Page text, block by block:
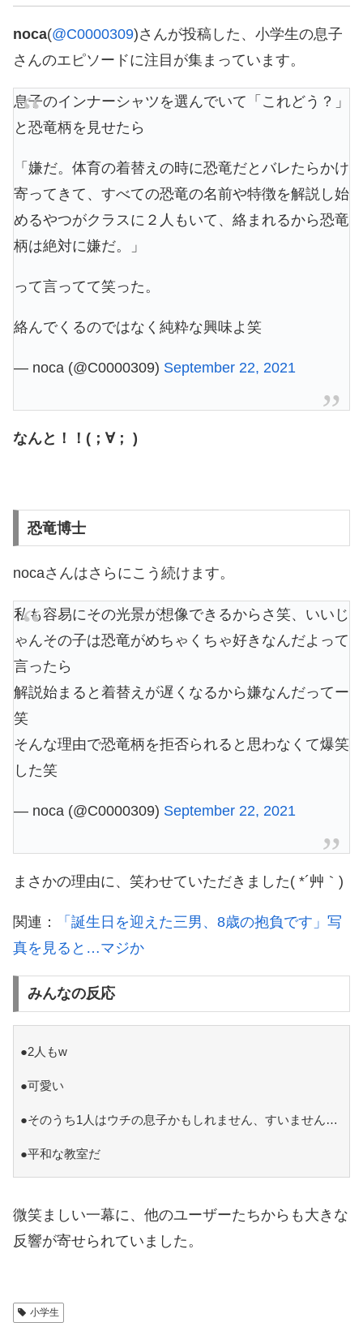
noca(@C0000309)さんが投稿した、小学生の息子
さんのエピソードに注目が集まっています。
息子のインナーシャツを選んでいて「これどう？」
と恐竜柄を見せたら
「嫌だ。体育の着替えの時に恐竜だとバレたらかけ
寄ってきて、すべての恐竜の名前や特徴を解説し始
めるやつがクラスに２人もいて、絡まれるから恐竜
柄は絶対に嫌だ。」
って言ってて笑った。
絡んでくるのではなく純粋な興味よ笑
— noca (@C0000309) September 22, 2021
なんと！！(；∀； )
恐竜博士
nocaさんはさらにこう続けます。
私も容易にその光景が想像できるからさ笑、いいじ
ゃんその子は恐竜がめちゃくちゃ好きなんだよって
言ったら
解説始まると着替えが遅くなるから嫌なんだってー
笑
そんな理由で恐竜柄を拒否られると思わなくて爆笑
した笑
— noca (@C0000309) September 22, 2021
まさかの理由に、笑わせていただきました( *´艸｀)
関連：
「誕生日を迎えた三男、8歳の抱負です」写
真を見ると…マジか
みんなの反応
●2人もw
●可愛い
●そのうち1人はウチの息子かもしれません、すいません…
●平和な教室だ
微笑ましい一幕に、他のユーザーたちからも大きな
反響が寄せられていました。
小学生